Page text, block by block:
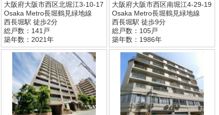
大阪府大阪市西区北堀江3-10-17
Osaka Metro長堀鶴見緑地線
西長堀駅 徒歩2分
総戸数：141戸
築年数：2021年
大阪府大阪市西区南堀江4-29-19
Osaka Metro長堀鶴見緑地線
西長堀駅 徒歩9分
総戸数：105戸
築年数：1986年